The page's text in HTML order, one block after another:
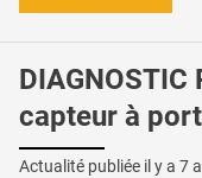
DIAGNOSTIC
capteur à
Actualité publiée il y a 7